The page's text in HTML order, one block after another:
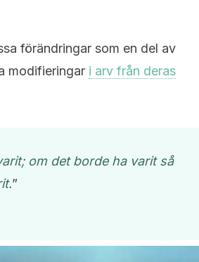
förändringar som en del av
modifieringar i arv från deras
om det borde ha varit så
”